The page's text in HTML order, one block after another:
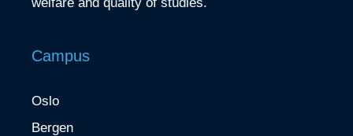
Campus
Oslo
Bergen